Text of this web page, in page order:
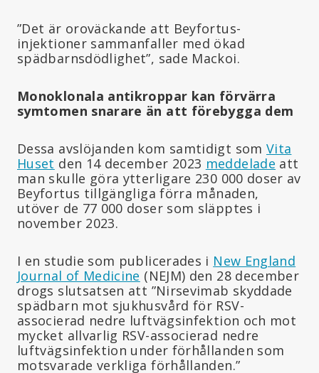
”Det är oroväckande att Beyfortus-
injektioner sammanfaller med ökad
spädbarnsdödlighet”, sade Mackoi.
Monoklonala antikroppar kan förvärra
symtomen snarare än att förebygga dem
Dessa avslöjanden kom samtidigt som Vita
Huset den 14 december 2023 meddelade att
man skulle göra ytterligare 230 000 doser av
Beyfortus tillgängliga förra månaden,
utöver de 77 000 doser som släpptes i
november 2023.
I en studie som publicerades i New England
Journal of Medicine (NEJM) den 28 december
drogs slutsatsen att ”Nirsevimab skyddade
spädbarn mot sjukhusvård för RSV-
associerad nedre luftvägsinfektion och mot
mycket allvarlig RSV-associerad nedre
luftvägsinfektion under förhållanden som
motsvarade verkliga förhållanden.”